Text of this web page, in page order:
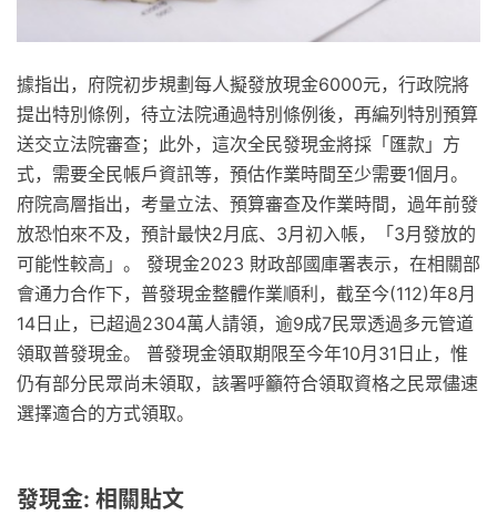
據指出，府院初步規劃每人擬發放現金6000元，行政院將
提出特別條例，待立法院通過特別條例後，再編列特別預算
送交立法院審查；此外，這次全民發現金將採「匯款」方
式，需要全民帳戶資訊等，預估作業時間至少需要1個月。
府院高層指出，考量立法、預算審查及作業時間，過年前發
放恐怕來不及，預計最快2月底、3月初入帳，「3月發放的
可能性較高」。 發現金2023 財政部國庫署表示，在相關部
會通力合作下，普發現金整體作業順利，截至今(112)年8月
14日止，已超過2304萬人請領，逾9成7民眾透過多元管道
領取普發現金。 普發現金領取期限至今年10月31日止，惟
仍有部分民眾尚未領取，該署呼籲符合領取資格之民眾儘速
選擇適合的方式領取。
發現金: 相關貼文